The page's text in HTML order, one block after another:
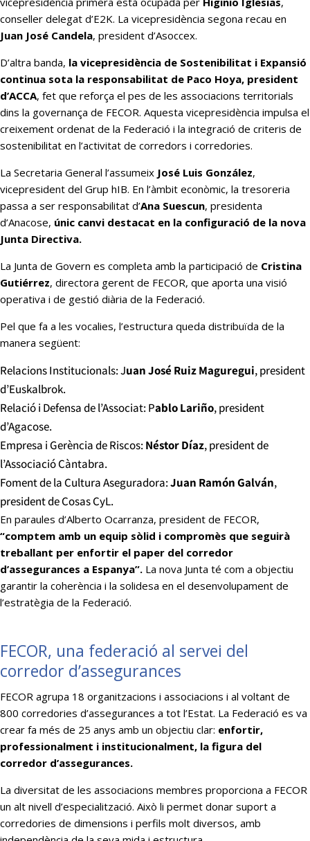
conseller delegat d’E2K. La vicepresidència segona recau en
Juan José Candela, president d’Asoccex.
D’altra banda, la vicepresidència de Sostenibilitat i Expansió
continua sota la responsabilitat de Paco Hoya, president
d’ACCA, fet que reforça el pes de les associacions territorials
dins la governança de FECOR. Aquesta vicepresidència impulsa el
creixement ordenat de la Federació i la integració de criteris de
sostenibilitat en l’activitat de corredors i corredories.
La Secretaria General l’assumeix José Luis González,
vicepresident del Grup hIB. En l’àmbit econòmic, la tresoreria
passa a ser responsabilitat d’Ana Suescun, presidenta
d’Anacose, únic canvi destacat en la configuració de la nova
Junta Directiva.
La Junta de Govern es completa amb la participació de Cristina
Gutiérrez, directora gerent de FECOR, que aporta una visió
operativa i de gestió diària de la Federació.
Pel que fa a les vocalies, l’estructura queda distribuïda de la
manera següent:
Relacions Institucionals: Juan José Ruiz Maguregui, president
d’Euskalbrok.
Relació i Defensa de l’Associat: Pablo Lariño, president
d’Agacose.
Empresa i Gerència de Riscos:Néstor Díaz, president de
l’Associació Càntabra.
Foment de la Cultura Aseguradora:Juan Ramón Galván,
president de Cosas CyL.
En paraules d’Alberto Ocarranza, president de FECOR,
“comptem amb un equip sòlid i compromès que seguirà
treballant per enfortir el paper del corredor
d’assegurances a Espanya”. La nova Junta té com a objectiu
garantir la coherència i la solidesa en el desenvolupament de
l’estratègia de la Federació.
FECOR, una federació al servei del
corredor d’assegurances
FECOR agrupa 18 organitzacions i associacions i al voltant de
800 corredories d’assegurances a tot l’Estat. La Federació es va
crear fa més de 25 anys amb un objectiu clar: enfortir,
professionalment i institucionalment, la figura del
corredor d’assegurances.
La diversitat de les associacions membres proporciona a FECOR
un alt nivell d’especialització. Això li permet donar suport a
corredories de dimensions i perfils molt diversos, amb